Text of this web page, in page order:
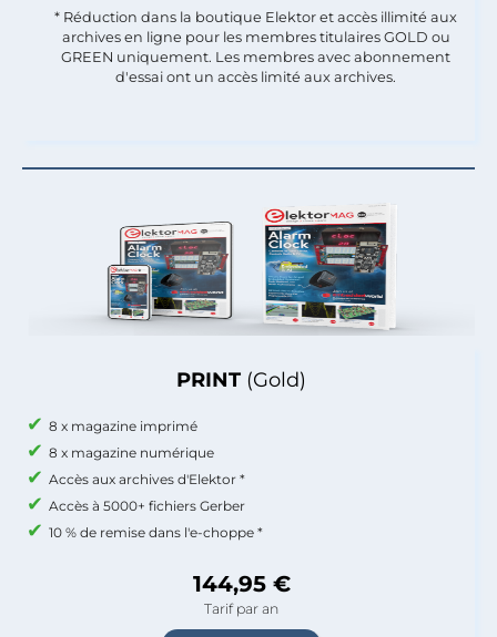
PRINT (Gold)
8 x magazine imprimé
8 x magazine numérique
Accès aux archives d'Elektor *
Accès à 5000+ fichiers Gerber
10 % de remise dans l'e-choppe *
144,95 €
Tarif par an
* Réduction dans la boutique Elektor et accès illimité aux
archives en ligne pour les membres titulaires GOLD ou
GREEN uniquement. Les membres avec abonnement
d'essai ont un accès limité aux archives.